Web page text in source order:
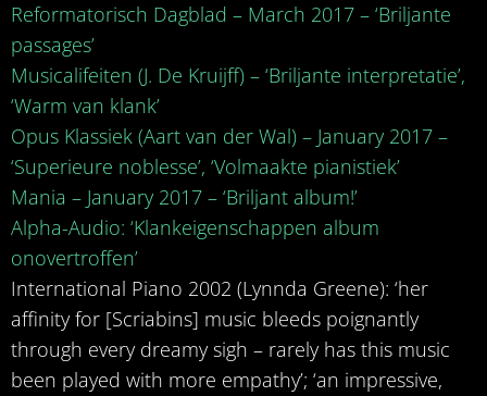
Reformatorisch Dagblad – March 2017 – ‘Briljante
passages’
Musicalifeiten (J. De Kruijff) – ‘Briljante interpretatie’,
‘Warm van klank’
Opus Klassiek (Aart van der Wal) – January 2017 –
‘Superieure noblesse’, ‘Volmaakte pianistiek’
Mania – January 2017 – ‘Briljant album!’
Alpha-Audio: ‘Klankeigenschappen album
onovertroffen’
International Piano 2002 (Lynnda Greene): ‘her
affinity for [Scriabins] music bleeds poignantly
through every dreamy sigh – rarely has this music
been played with more empathy’; ‘an impressive,